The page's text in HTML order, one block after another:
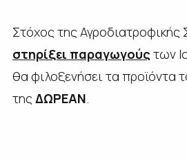
Στόχος της Αγροδιατροφικής
στηρίξει παραγωγούς των
θα φιλοξενήσει τα προϊόντα
τηςΔΩΡΕΑΝ.